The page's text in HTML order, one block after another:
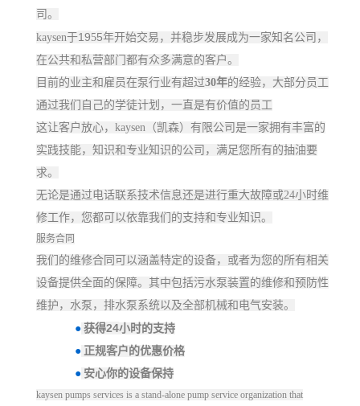
司。
kaysen于1955年开始交易，并稳步发展成为一家知名公司，
在公共和私营部门都有众多满意的客户。
目前的业主和雇员在泵行业有超过30年的经验，大部分员工
通过我们自己的学徒计划，一直是有价值的员工
这让客户放心，kaysen（凯森）有限公司是一家拥有丰富的
实践技能，知识和专业知识的公司，满足您所有的抽油要
求。
无论是通过电话联系技术信息还是进行重大故障或24小时维
修工作，您都可以依靠我们的支持和专业知识。
服务合同
我们的维修合同可以涵盖特定的设备，或者为您的所有相关
设备提供全面的保障。其中包括污水泵装置的维修和预防性
维护，水泵，排水泵系统以及全部机械和电气安装。
● 获得24小时的支持
● 正规客户的优惠价格
● 安心你的设备保持
kaysen pumps services is a stand-alone pump service organization that